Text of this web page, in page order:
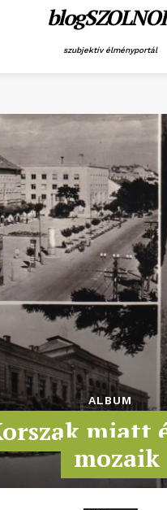
szubjektív élményportál
ALBUM
miatt
mozaik